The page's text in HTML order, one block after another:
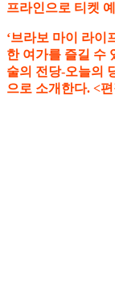
프라인으로 티켓
‘브라보 마이 라이
한 여가를 즐길 수
술의 전당-오늘의
으로 소개한다. <